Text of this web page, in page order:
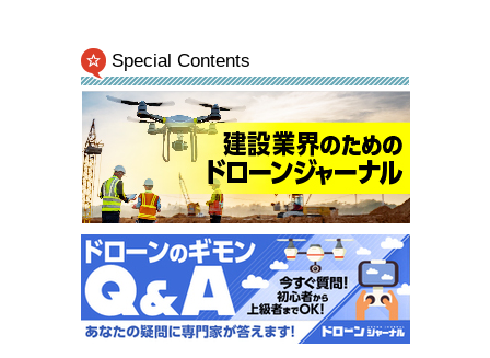
Special Contents